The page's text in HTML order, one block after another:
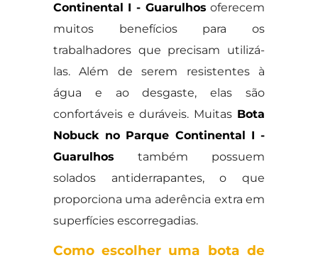
Continental I - Guarulhos oferecem
muitos benefícios para os
trabalhadores que precisam utilizá-
las. Além de serem resistentes à
água e ao desgaste, elas são
confortáveis e duráveis. Muitas Bota
Nobuck no Parque Continental I -
Guarulhos também possuem
solados antiderrapantes, o que
proporciona uma aderência extra em
superfícies escorregadias.
Como escolher uma bota de